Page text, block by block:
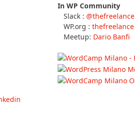
In WP Community
Slack :@thefreelance
WP.org :thefreelance
Meetup: Dario Banfi